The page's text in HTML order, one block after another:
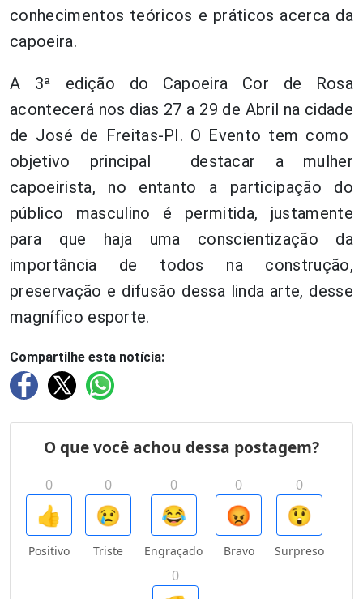
conhecimentos teóricos e práticos acerca da
capoeira.
A 3ª edição do Capoeira Cor de Rosa
acontecerá nos dias 27 a 29 de Abril na cidade
de José de Freitas-PI. O Evento tem como
objetivo principal destacar a mulher
capoeirista, no entanto a participação do
público masculino é permitida, justamente
para que haja uma conscientização da
importância de todos na construção,
preservação e difusão dessa linda arte, desse
magnífico esporte.
Compartilhe esta notícia: